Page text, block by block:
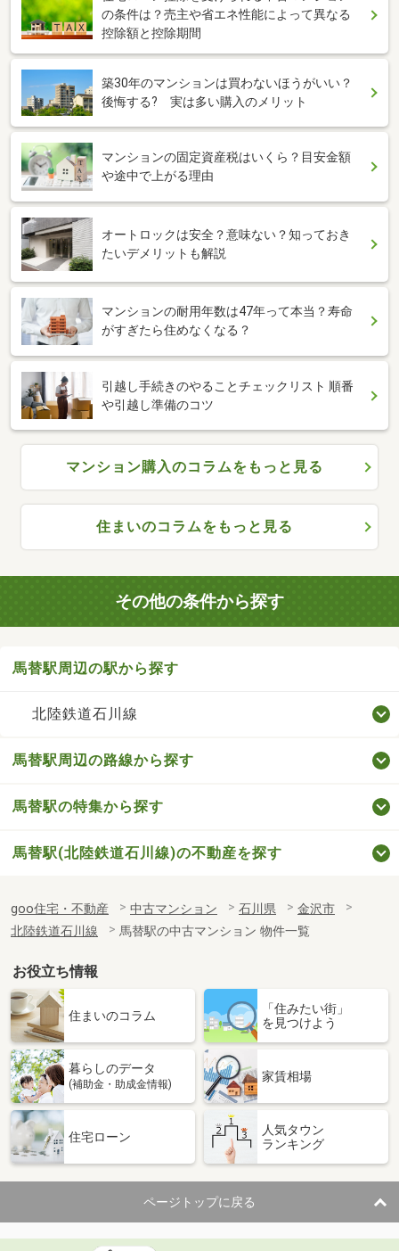
の条件は？売主や省エネ性能によって異なる
控除額と控除期間
築30年のマンションは買わないほうがいい？
後悔する? 実は多い購入のメリット
マンションの固定資産税はいくら？目安金額
や途中で上がる理由
オートロックは安全？意味ない？知っておき
たいデメリットも解説
マンションの耐用年数は47年って本当？寿命
がすぎたら住めなくなる？
引越し手続きのやることチェックリスト 順番
や引越し準備のコツ
マンション購入のコラムをもっと見る
住まいのコラムをもっと見る
その他の条件から探す
馬替駅周辺の駅から探す
北陸鉄道石川線
馬替駅周辺の路線から探す
馬替駅の特集から探す
馬替駅(北陸鉄道石川線)の不動産を探す
goo住宅・不動産 中古マンション 石川県
金沢市
北陸鉄道石川線
馬替駅の中古マンション 物件一覧
お役立ち情報
住まいのコラム
「住みたい街」
を見つけよう
暮らしのデータ
(補助金・助成金情報)
家賃相場
住宅ローン
人気タウン
ランキング
ページトップに戻る